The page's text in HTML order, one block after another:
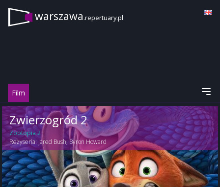
warszawa.repertuary.pl
Film
Zwierzogród 2
Zootopia 2
Reżyseria: Jared Bush, Byron Howard